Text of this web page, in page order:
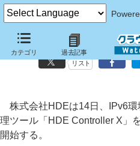
カテゴリ 過去記事
HDE、IPv6に対応したサーバー管
リスト
株式会社HDEは14日、IPv6環
理ツール「HDE Controller X」
開始する。